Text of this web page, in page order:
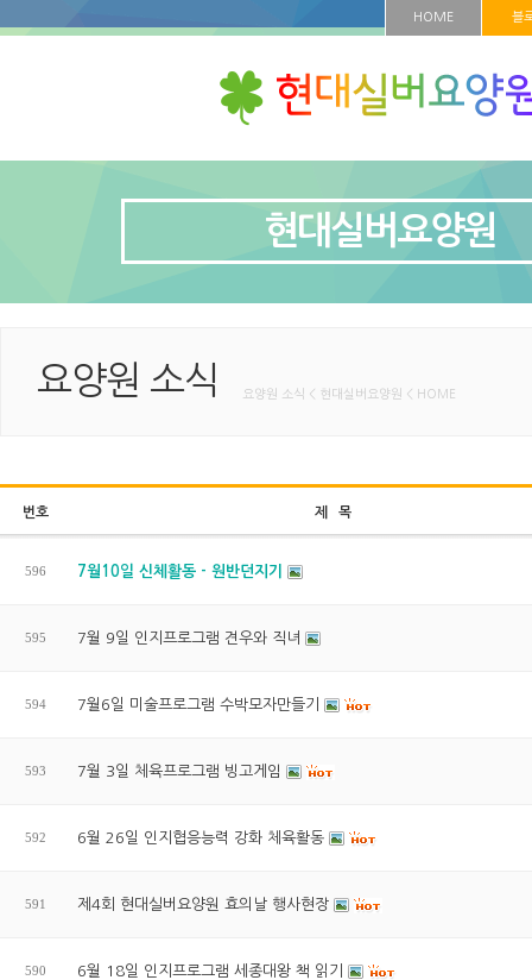
HOME 블
현대실버요양원
요양원 소식 요양원 소식 < 현대실버요양원 < HOME
번호 제 목
596 7월10일 신체활동 - 원반던지기
595 7월 9일 인지프로그램 견우와 직녀
594 7월6일 미술프로그램 수박모자만들기
593 7월 3일 체육프로그램 빙고게임
592 6월 26일 인지협응능력 강화 체육활동
591 제4회 현대실버요양원 효의날 행사현장
590 6월 18일 인지프로그램 세종대왕 책 읽기